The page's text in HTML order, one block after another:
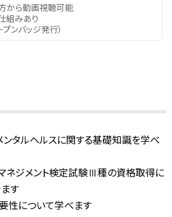
から動画視聴可能
組みあり
ンバッジ発行）
ンタルヘルスに関する基礎知識を学べ
ネジメント検定試験Ⅲ種の資格取得に
す
性について学べます